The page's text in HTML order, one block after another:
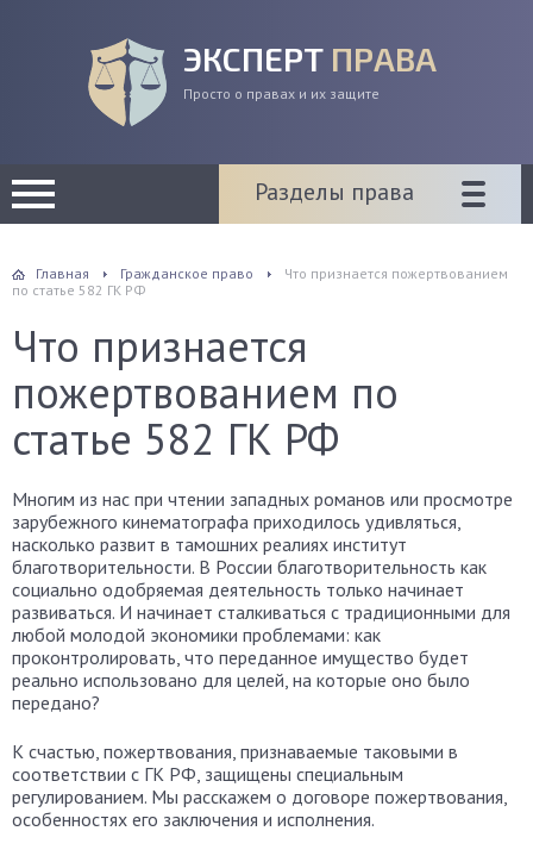
ЭКСПЕРТ ПРАВА
Просто о правах и их защите
Разделы права
Главная Гражданское право
Что признается пожертвованием
по статье 582 ГК РФ
Что признается
пожертвованием по
статье 582 ГК РФ
Многим из нас при чтении западных романов или просмотре
зарубежного кинематографа приходилось удивляться,
насколько развит в тамошних реалиях институт
благотворительности. В России благотворительность как
социально одобряемая деятельность только начинает
развиваться. И начинает сталкиваться с традиционными для
любой молодой экономики проблемами: как
проконтролировать, что переданное имущество будет
реально использовано для целей, на которые оно было
передано?
К счастью, пожертвования, признаваемые таковыми в
соответствии с ГК РФ, защищены специальным
регулированием. Мы расскажем о договоре пожертвования,
особенностях его заключения и исполнения.